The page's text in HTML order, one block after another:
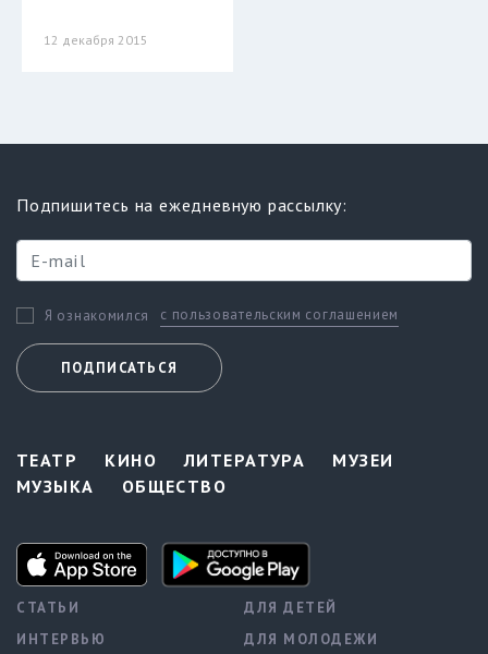
12 декабря 2015
Подпишитесь на ежедневную рассылку:
Я ознакомился с пользовательским соглашением
ПОДПИСАТЬСЯ
ТЕАТР КИНО ЛИТЕРАТУРА
МУЗЕИ
МУЗЫКА
ОБЩЕСТВО
СТАТЬИ
ИНТЕРВЬЮ
ДЛЯ ДЕТЕЙ
ДЛЯ МОЛОДЕЖИ